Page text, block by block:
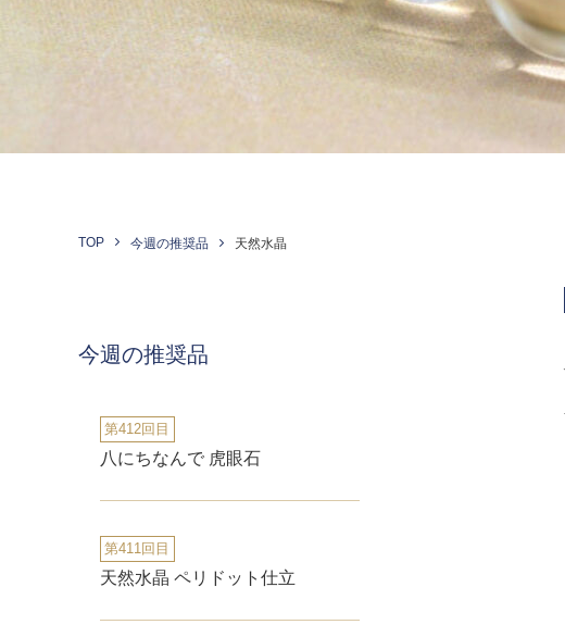
TOP 今週の推奨品 天然水晶
今週の推奨品
第412回目
八にちなんで 虎眼石
第411回目
天然水晶 ペリドット仕立